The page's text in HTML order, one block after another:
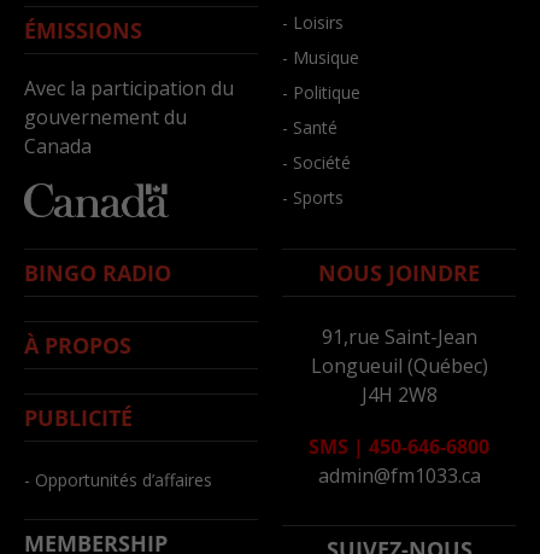
ÉMISSIONS
Avec la participation du
gouvernement du
Canada
- Loisirs
- Musique
- Politique
- Santé
- Société
- Sports
BINGO RADIO
À PROPOS
PUBLICITÉ
- Opportunités d’affaires
MEMBERSHIP
NOUS JOINDRE
91,rue Saint-Jean
Longueuil (Québec)
J4H 2W8
SMS | 450-646-6800
admin@fm1033.ca